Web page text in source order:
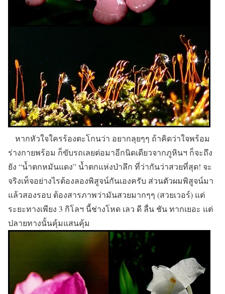
หากหัวใจใครร้องตะโกนว่า อยากลุยๆๆ ถ้าคิดว่าใจพร้อม
ร่างกายพร้อม ก็ขับรถเลยต่อมาอีกนิดเดียวจากภูหินฯ ก็จะถึง
ยัง “น้ำตกหมันแดง” น้ำตกแห่งป่าลึก ที่ว่ากันว่าสวยที่สุด! จะ
จริงเท็จอย่างไรต้องลองพิสูจน์กันเองครับ ส่วนตัวผมพิสูจน์มา
แล้วสองรอบ ต้องสารภาพว่ามันสวยมากๆๆ (สวยเวอร์) แต่
ระยะทางเพียง 3 กิโลฯ นี้ช่างโหด เลว ดี ลื่น ชัน ทากเยอะ แต่
ปลายทางนั้นคุ้มแสนคุ้ม